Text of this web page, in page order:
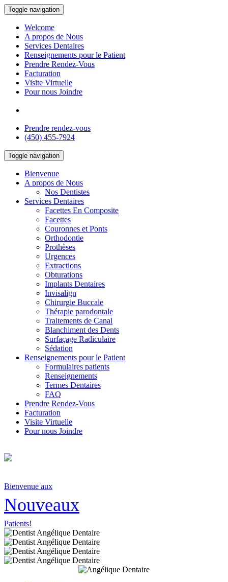
Toggle navigation
Welcome
A propos de Nous
Services Dentaires
Renseignements pour le Patient
Prendre Rendez-Vous
Facturation
Visite Virtuelle
Pour nous Joindre
Prendre rendez-vous
(450) 455-7924
Toggle navigation
Bienvenue
A propos de Nous
Nos Dentistes
Services Dentaires
Facettes En Composite
Facettes
Couronnes et Ponts
Orthodontie
Prothèses
Urgences
Extractions
Obturations
Implants Dentaires
Invisalign
Chirurgie Buccale
Thérapie parodontale
Traitements de Canal
Blanchiment des Dents
Surfaçage Radiculaire
Sédation
Renseignements pour le Patient
Formulaires patients
Renseignements
Termes Dentaires
FAQ
Prendre Rendez-Vous
Facturation
Visite Virtuelle
Pour nous Joindre
Bienvenue aux
Nouveaux
Patients!